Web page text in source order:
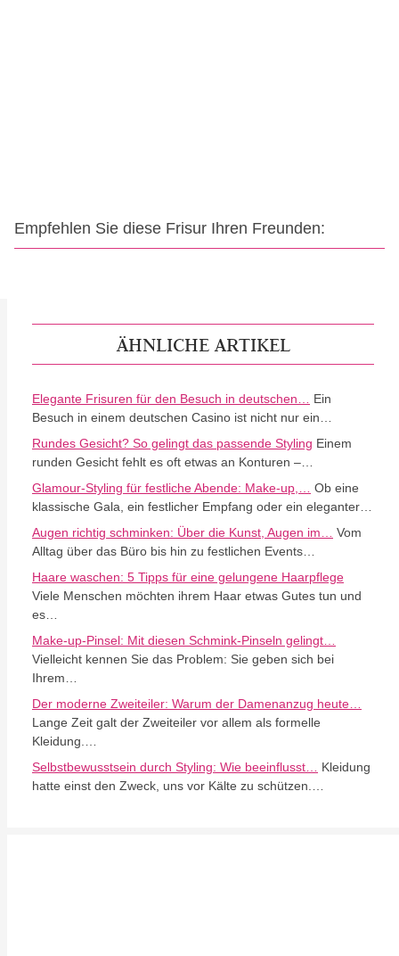
Empfehlen Sie diese Frisur Ihren Freunden:
ÄHNLICHE ARTIKEL
Elegante Frisuren für den Besuch in deutschen…
Ein
Besuch in einem deutschen Casino ist nicht nur ein…
Rundes Gesicht? So gelingt das passende Styling Einem
runden Gesicht fehlt es oft etwas an Konturen –…
Glamour-Styling für festliche Abende: Make-up,…
Ob eine
klassische Gala, ein festlicher Empfang oder ein eleganter…
Augen richtig schminken: Über die Kunst, Augen im…
Vom
Alltag über das Büro bis hin zu festlichen Events…
Haare waschen: 5 Tipps für eine gelungene Haarpflege
Viele Menschen möchten ihrem Haar etwas Gutes tun und
es…
Make-up-Pinsel: Mit diesen Schmink-Pinseln gelingt…
Vielleicht kennen Sie das Problem: Sie geben sich bei
Ihrem…
Der moderne Zweiteiler: Warum der Damenanzug heute…
Lange Zeit galt der Zweiteiler vor allem als formelle
Kleidung.…
Selbstbewusstsein durch Styling: Wie beeinflusst…
Kleidung
hatte einst den Zweck, uns vor Kälte zu schützen.…